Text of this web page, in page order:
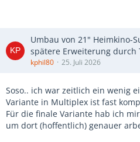
Umbau von 21" Heimkino-
spätere Erweiterung durch
kphil80 25. Juli 2026
Soso.. ich war zeitlich ein wenig
Variante in Multiplex ist fast
Für die finale Variante hab ich
um dort (hoffentlich) genauer